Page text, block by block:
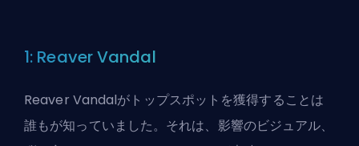
1: Reaver Vandal
Reaver Vandalがトップスポットを獲得することは
誰もが知っていました。それは、影響のビジュアル、